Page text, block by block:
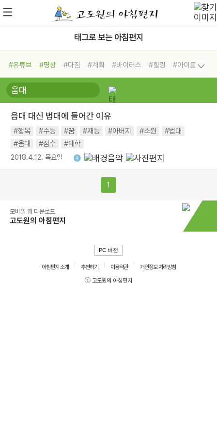
태그로 보는 아침편지
#유튜브 #명상 #다짐 #계획 #바이러스 #힐링
#아이들
#비전캠프
#독서캠프 #삶
#희망
#나눔 #친구 #링컨학교
#독서
#건강 #면역력
음대 대신 법대에 들어간 이유
#행복 #수능 #꿈 #재능 #아버지 #소원
#법대
#음대
#점수 #대학
2018.4.12. 목요일
1
모바일 앱 다운로드
고도원의 아침편지
PC 버전
아침편지 소개 추천하기 이용약관
개인정보 처리방침
ⓒ 고도원의 아침편지